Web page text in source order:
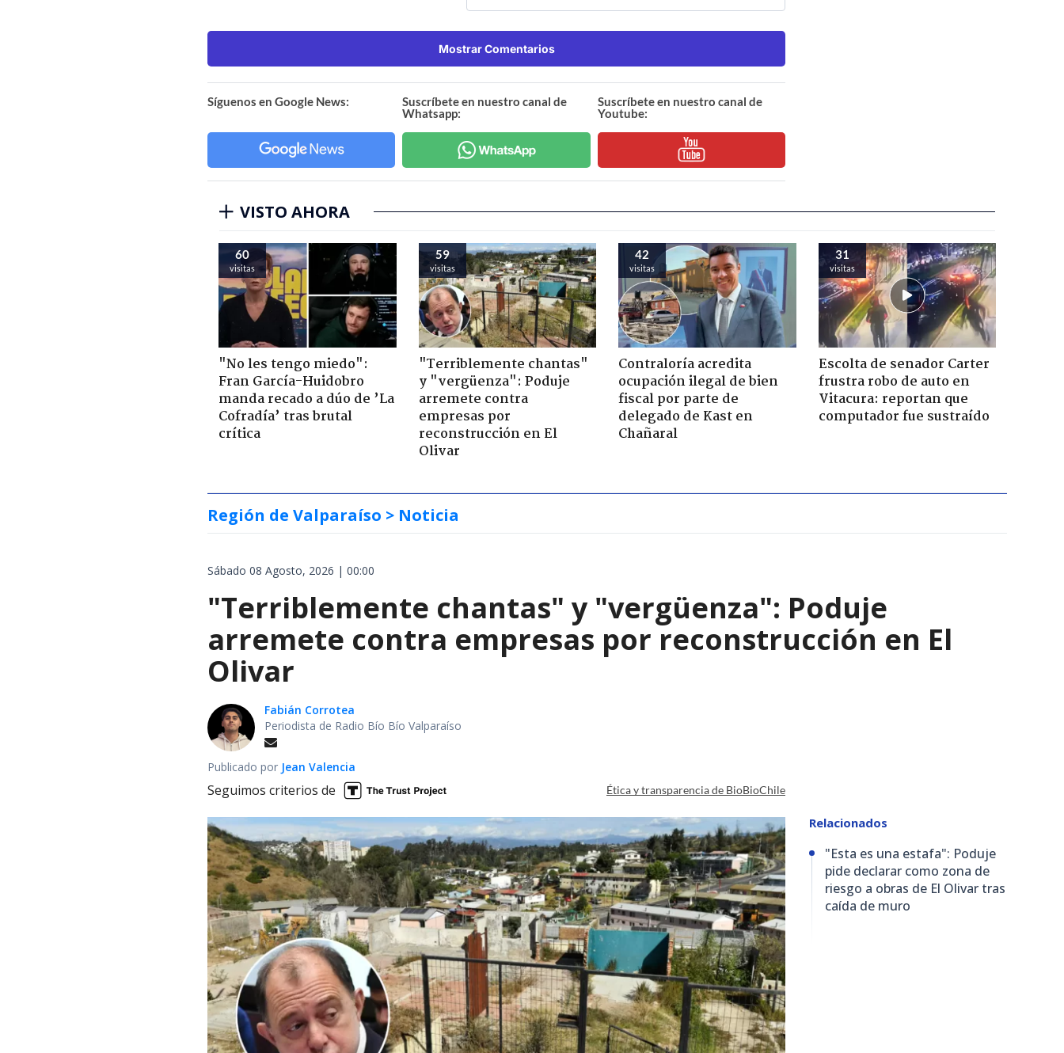
Mostrar Comentarios
Síguenos en Google News:
Suscríbete en nuestro canal de
Whatsapp:
Suscríbete en nuestro canal de
Youtube:
VISTO AHORA
60
visitas
"No les tengo miedo":
Fran García-Huidobro
manda recado a dúo de ’La
Cofradía’ tras brutal
crítica
59
visitas
"Terriblemente chantas"
y "vergüenza": Poduje
arremete contra
empresas por
reconstrucción en El
Olivar
42
visitas
Contraloría acredita
ocupación ilegal de bien
fiscal por parte de
delegado de Kast en
Chañaral
31
visitas
Escolta de senador Carter
frustra robo de auto en
Vitacura: reportan que
computador fue sustraído
Región de Valparaíso > Noticia
Sábado 08 Agosto, 2026 | 00:00
"Terriblemente chantas" y "vergüenza": Poduje
arremete contra empresas por reconstrucción en El
Olivar
Fabián Corrotea
Periodista de Radio Bío Bío Valparaíso
Publicado por Jean Valencia
Seguimos criterios de Ética y transparencia de BioBioChile
Relacionados
"Esta es una estafa": Poduje
pide declarar como zona de
riesgo a obras de El Olivar tras
caída de muro